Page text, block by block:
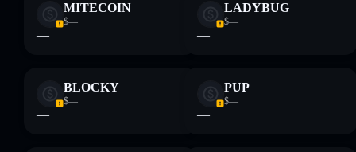
MITECOIN
$—
—
LADYBUG
$—
—
BLOCKY
$—
—
PUP
$—
—